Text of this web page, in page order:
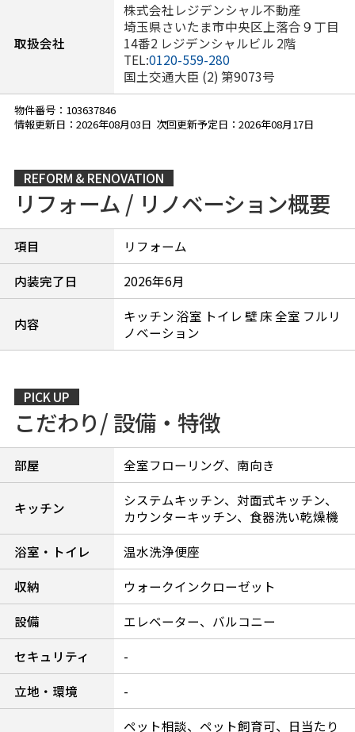
取扱会社
株式会社レジデンシャル不動産
埼玉県さいたま市中央区上落合９丁目
14番2 レジデンシャルビル 2階
TEL:0120-559-280
国土交通大臣 (2) 第9073号
物件番号：103637846
情報更新日：2026年08月03日 次回更新予定日：2026年08月17日
REFORM & RENOVATION
リフォーム / リノベーション概要
項目
リフォーム
内装完了日
2026年6月
内容
キッチン 浴室 トイレ 壁 床 全室 フルリ
ノベーション
PICK UP
こだわり/ 設備・特徴
部屋 全室フローリング、南向き
キッチン
システムキッチン、対面式キッチン、
カウンターキッチン、食器洗い乾燥機
浴室・トイレ
温水洗浄便座
収納
ウォークインクローゼット
設備
エレベーター、バルコニー
セキュリティ
-
立地・環境
-
ペット相談、ペット飼育可、日当たり